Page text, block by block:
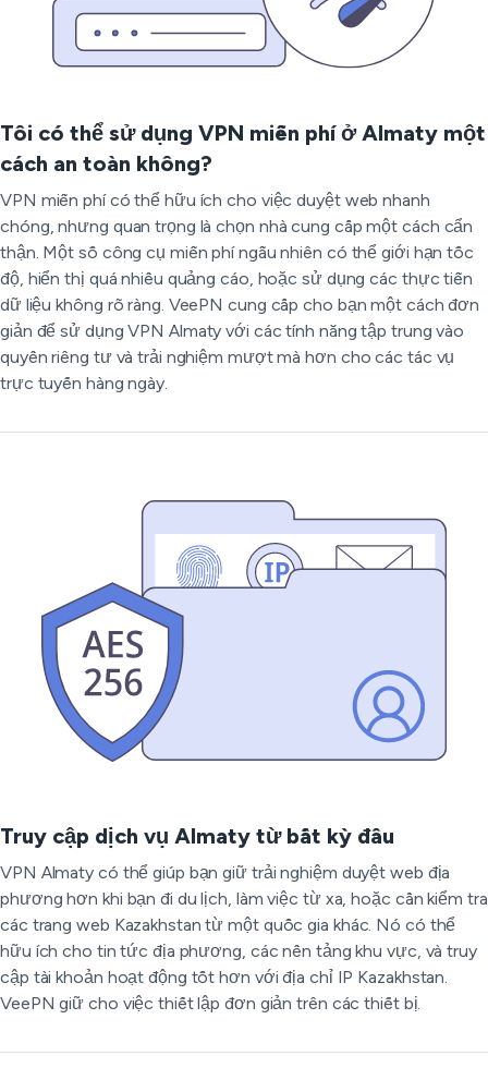
Tôi có thể sử dụng VPN miễn phí ở Almaty một
cách an toàn không?
VPN miễn phí có thể hữu ích cho việc duyệt web nhanh
chóng, nhưng quan trọng là chọn nhà cung cấp một cách cẩn
thận. Một số công cụ miễn phí ngẫu nhiên có thể giới hạn tốc
độ, hiển thị quá nhiều quảng cáo, hoặc sử dụng các thực tiễn
dữ liệu không rõ ràng. VeePN cung cấp cho bạn một cách đơn
giản để sử dụng VPN Almaty với các tính năng tập trung vào
quyền riêng tư và trải nghiệm mượt mà hơn cho các tác vụ
trực tuyến hàng ngày.
Truy cập dịch vụ Almaty từ bất kỳ đâu
VPN Almaty có thể giúp bạn giữ trải nghiệm duyệt web địa
phương hơn khi bạn đi du lịch, làm việc từ xa, hoặc cần kiểm tra
các trang web Kazakhstan từ một quốc gia khác. Nó có thể
hữu ích cho tin tức địa phương, các nền tảng khu vực, và truy
cập tài khoản hoạt động tốt hơn với địa chỉ IP Kazakhstan.
VeePN giữ cho việc thiết lập đơn giản trên các thiết bị.